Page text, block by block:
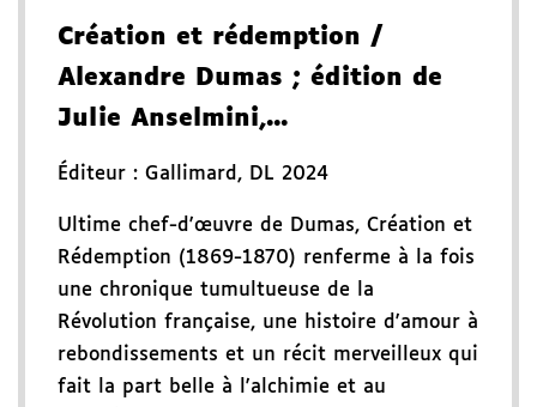
Création et rédemption /
Alexandre Dumas ; édition de
Julie Anselmini,...
Éditeur : Gallimard , DL 2024
Ultime chef-d'œuvre de Dumas, Création et
Rédemption (1869-1870) renferme à la fois
une chronique tumultueuse de la
Révolution française, une histoire d'amour à
rebondissements et un récit merveilleux qui
fait la part belle à l'alchimie et au